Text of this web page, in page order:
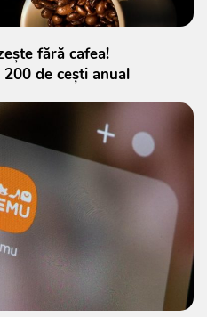
fără cafea!
de cești anual